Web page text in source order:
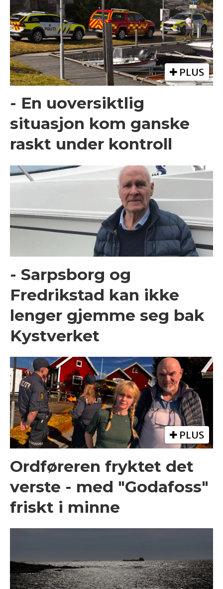
PLUS
- En uoversiktlig
situasjon kom ganske
raskt under kontroll
- Sarpsborg og
Fredrikstad kan ikke
lenger gjemme seg bak
Kystverket
PLUS
Ordføreren fryktet det
verste - med "Godafoss"
friskt i minne